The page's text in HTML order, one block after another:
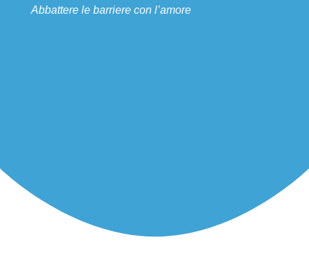
Abbattere le barriere con l’amore